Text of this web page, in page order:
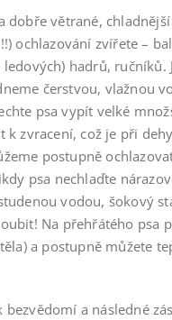
dobře větrané,
ochlazování zvířete –
ledových) hadrů, ručníků.
čerstvou, vlažnou
psa vypít velké
k zvracení, což je při
postupně
psa nechlaďte
vodou, šokový
Na přehřátého psa
a postupně můžete
bezvědomí a následné